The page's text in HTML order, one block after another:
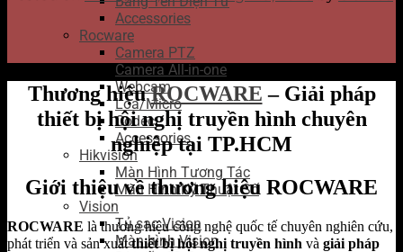
Accessories
Rocware
Camera PTZ
Camera All-in-one
Webcam
Loa/Micro
Codec
Accessories
Hikvision
Màn Hình Tương Tác
Màn Hình Kỹ Thuật Số
Vision
Tủ sạc Vision
Màn hình Vision
Thương hiệuROCWARE – Giải pháp
thiết bị hội nghị truyền hình chuyên
nghiệp tại TP.HCM
Giới thiệu về thương hiệu ROCWARE
ROCWARE là thương hiệu công nghệ quốc tế chuyên nghiên cứu,
phát triển và sản xuấtthiết bị hội nghị truyền hình và giải pháp